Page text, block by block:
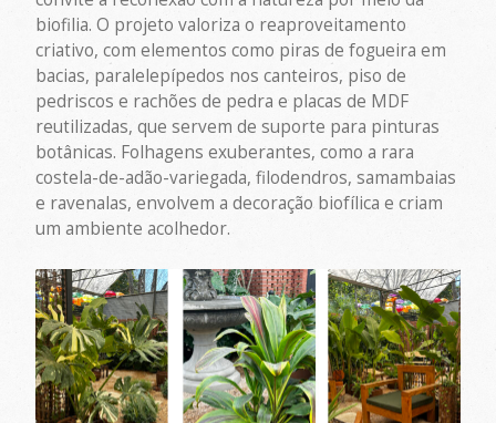
biofilia. O projeto valoriza o reaproveitamento
criativo, com elementos como piras de fogueira em
bacias, paralelepípedos nos canteiros, piso de
pedriscos e rachões de pedra e placas de MDF
reutilizadas, que servem de suporte para pinturas
botânicas. Folhagens exuberantes, como a rara
costela-de-adão-variegada, filodendros, samambaias
e ravenalas, envolvem a decoração biofílica e criam
um ambiente acolhedor.